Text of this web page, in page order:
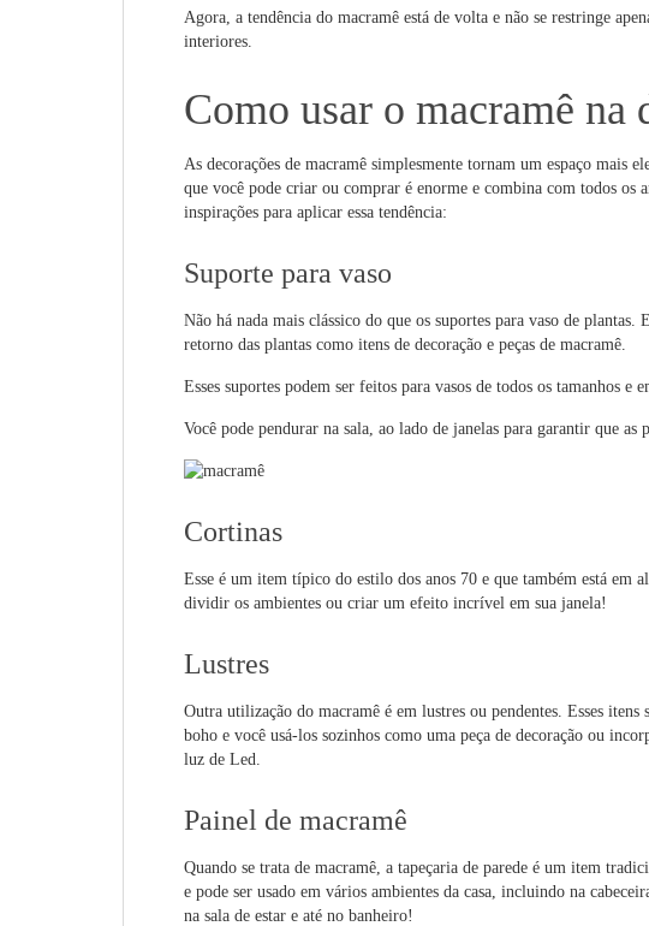
Agora, a tendência do macramê está de volta e não se restringe
interiores.
Como usar o macramê na
As decorações de macramê simplesmente tornam um espaço mais
que você pode criar ou comprar é enorme e combina com todos os
inspirações para aplicar essa tendência:
Suporte para vaso
Não há nada mais clássico do que os suportes para vaso de plantas.
retorno das plantas como itens de decoração e peças de macramê.
Esses suportes podem ser feitos para vasos de todos os tamanhos e
Você pode pendurar na sala, ao lado de janelas para garantir que as
Cortinas
Esse é um item típico do estilo dos anos 70 e que também está em
dividir os ambientes ou criar um efeito incrível em sua janela!
Lustres
Outra utilização do macramê é em lustres ou pendentes. Esses
boho e você usá-los sozinhos como uma peça de decoração ou
luz de Led.
Painel de macramê
Quando se trata de macramê, a tapeçaria de parede é um item
e pode ser usado em vários ambientes da casa, incluindo na
na sala de estar e até no banheiro!